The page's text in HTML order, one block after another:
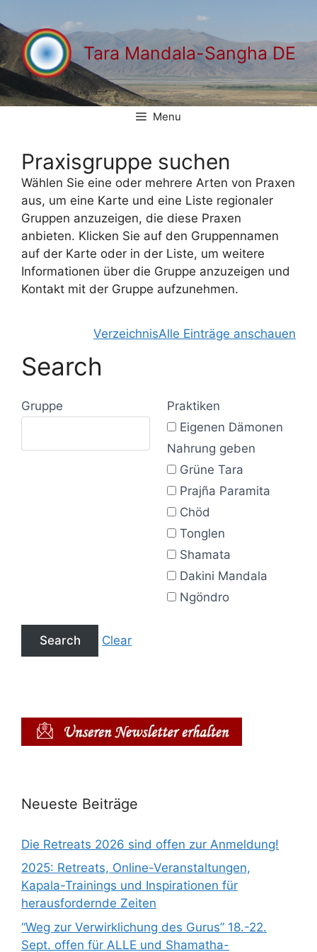
Inhalt
springen
Tara Mandala-Sangha DE
Menu
Praxisgruppe suchen
Wählen Sie eine oder mehrere Arten von Praxen
aus, um eine Karte und eine Liste regionaler
Gruppen anzuzeigen, die diese Praxen
anbieten. Klicken Sie auf den Gruppennamen
auf der Karte oder in der Liste, um weitere
Informationen über die Gruppe anzuzeigen und
Kontakt mit der Gruppe aufzunehmen.
VerzeichnisAlle Einträge anschauen
Search
Gruppe
Praktiken
Eigenen Dämonen
Nahrung geben
Grüne Tara
Prajña Paramita
Chöd
Tonglen
Shamata
Dakini Mandala
Ngöndro
Clear
Neueste Beiträge
Die Retreats 2026 sind offen zur Anmeldung!
2025: Retreats, Online-Veranstaltungen,
Kapala-Trainings und Inspirationen für
herausfordernde Zeiten
“Weg zur Verwirklichung des Gurus” 18.-22.
Sept. offen für ALLE und Shamatha-